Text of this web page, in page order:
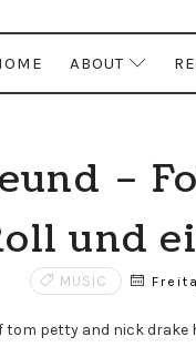
ABOUT
–
und
MUSIC
tom petty and nick drake